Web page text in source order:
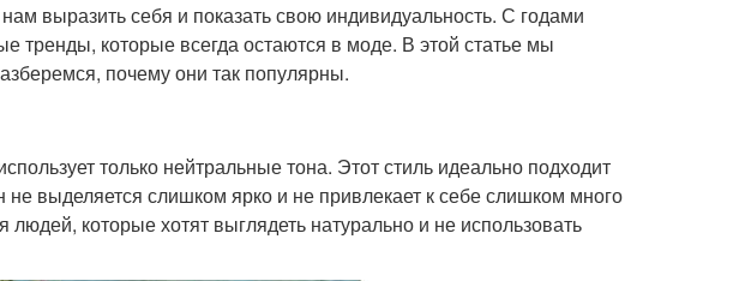
выразить себя и показать свою индивидуальность. С годами
тренды, которые всегда остаются в моде. В этой статье мы
почему они так популярны.
только нейтральные тона. Этот стиль идеально подходит
не выделяется слишком ярко и не привлекает к себе слишком много
которые хотят выглядеть натурально и не использовать